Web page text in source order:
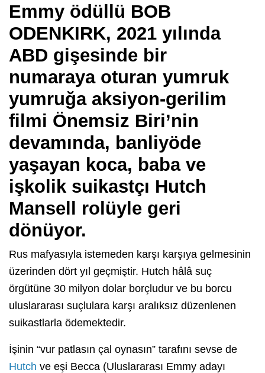
Emmy ödüllü BOB
ODENKIRK, 2021 yılında
ABD gişesinde bir
numaraya oturan yumruk
yumruğa aksiyon-gerilim
filmi Önemsiz Biri’nin
devamında, banliyöde
yaşayan koca, baba ve
işkolik suikastçı Hutch
Mansell rolüyle geri
dönüyor.
Rus mafyasıyla istemeden karşı karşıya gelmesinin
üzerinden dört yıl geçmiştir. Hutch hâlâ suç
örgütüne 30 milyon dolar borçludur ve bu borcu
uluslararası suçlulara karşı aralıksız düzenlenen
suikastlarla ödemektedir.
İşinin “vur patlasın çal oynasın” tarafını sevse de
Hutch ve eşi Becca (Uluslararası Emmy adayı